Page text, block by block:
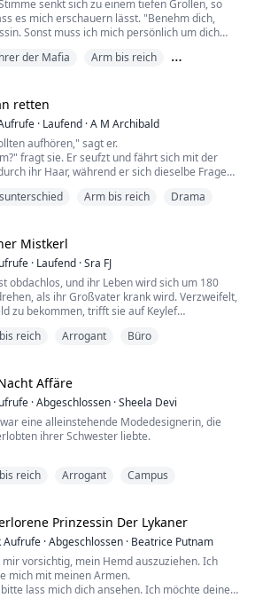
senkt sich zu einem tiefen Grollen, so
es mich erschauern lässt. "Benehm dich,
Sonst muss ich mich persönlich um dich
eigenen Elend ein Ende zu setzen, ist er
wie eine Geißel, doch se...
der Mafia
Arm bis reich
retten
· Laufend ·A M Archibald
aufhören," sagt er.
fragt sie. Er seufzt und fährt sich mit der
ihr Haar, während er sich dieselbe Frage
was ich gerade tue, falsch ist; du bist meine
falsch," sagt sie. "Für mich fühlt es sich
an." Seine Augenbrauen heben sic...
Arm bis reich Drama
Mistkerl
· Laufend ·Sra FJ
obdachlos, und ihr Leben wird sich um 180
als ihr Großvater krank wird. Verzweifelt,
zu bekommen, trifft sie auf Keylef
das sie nicht ablehnen kann: "einen Mann zu
der jedem den Atem raubt, der seine...
reich Arrogant Büro
Affäre
·Abgeschlossen ·Sheela Devi
eine alleinstehende Modedesignerin, die
ihrer Schwester liebte.
Stand mit einem heißen Fremden.
schlich sie sich leise davon, ohne zu wissen,
Mann in ihrem Bett David war, der Präsident
Group, der es hasst, von Frauen berührt zu
reich Arrogant Campus
Prinzessin Der Lykaner
Aufrufe ·Abgeschlossen · Beatrice Putnam
mir vorsichtig, mein Hemd auszuziehen. Ich
mich mit meinen Armen.
lass mich dich ansehen. Ich möchte deinen